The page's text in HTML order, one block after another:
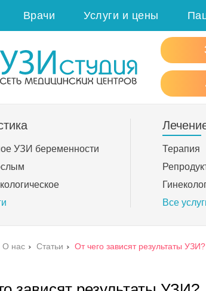
Врачи Услуги и цены
УЗИ беременности
Терапия
Все
О нас › Статьи › От чего зависят результаты УЗИ?